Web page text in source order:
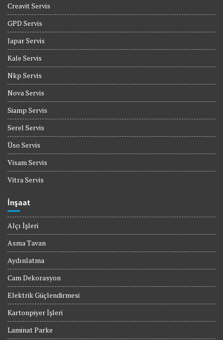
Creavit Servis
GPD Servis
Japar Servis
Kale Servis
Nkp Servis
Nova Servis
Siamp Servis
Serel Servis
Üso Servis
Visam Servis
Vitra Servis
İnşaat
Alçı İşleri
Asma Tavan
Aydınlatma
Cam Dekorasyon
Elektrik Güçlendirmesi
Kartonpiyer İşleri
Laminat Parke